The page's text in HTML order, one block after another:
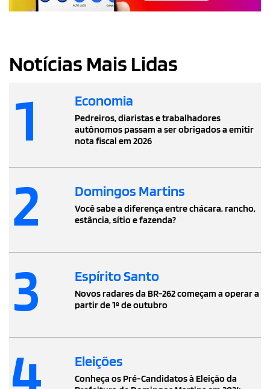
Notícias Mais Lidas
1 Economia
Pedreiros, diaristas e trabalhadores
autônomos passam a ser obrigados a emitir
nota fiscal em 2026
2 Domingos Martins
Você sabe a diferença entre chácara, rancho,
estância, sítio e fazenda?
3 Espírito Santo
Novos radares da BR-262 começam a operar a
partir de 1º de outubro
4 Eleições
Conheça os Pré-Candidatos à Eleição da